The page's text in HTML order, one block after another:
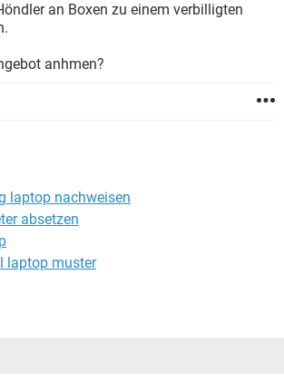
an Boxen zu einem verbilligten
anhmen?
laptop nachweisen
absetzen
laptop muster